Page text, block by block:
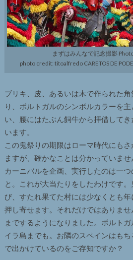
まずはみんなで記念撮影
photo credit: titoalfredo CARETOS DE
ブリキ、皮、あるいは木で作られた
り、ポルトガルのシンボルカラーを
い、腰にはたぶん飼牛から拝借して
います。
この鬼祭りの期限はローマ時代にも
ますが、確かなことは分かっていま
カーニバルを企画、実行したのは一
と。これが大当たりをしたわけです
び、すたれ果てた村には少なくとも
押し寄せます。それだけではありま
までするようになりました。ポルト
イラ島までも。お隣のスペインはも
で出かけているのをご存知ですか？